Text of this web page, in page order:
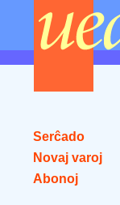
Serĉado
Novaj varoj
Abonoj